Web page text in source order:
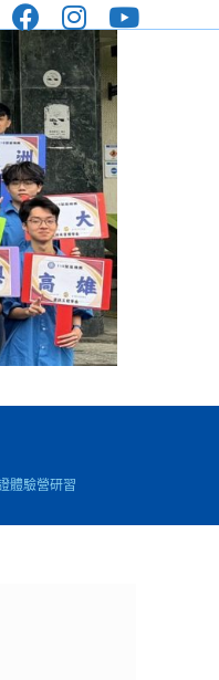
體驗營研習